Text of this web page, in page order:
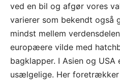
ved en bil og afgør vores
varierer som bekendt også
mindst mellem
europæere vilde med
bagklapper. I Asien og
usælgelige. Her foretrækker